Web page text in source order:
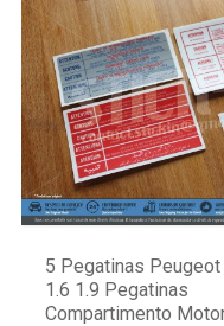
5 Pegatinas Peugeot
1.6 1.9 Pegatinas
Compartimento